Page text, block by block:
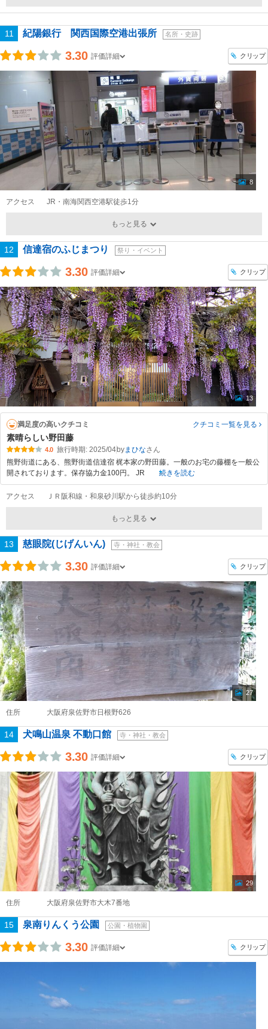
11 紀陽銀行 関西国際空港出張所 名所・史跡
3.30 評価詳細 クリップ
8
アクセス JR・南海関西空港駅徒歩1分
もっと見る
12 信達宿のふじまつり 祭り・イベント
3.30 評価詳細 クリップ
13
満足度の高いクチコミ クチコミ一覧を見る
素晴らしい野田藤
4.0 旅行時期: 2025/04byまひな
熊野街道にある、熊野街道信達宿 梶本家の野田藤。一般のお宅の藤棚を一般公
開されております。保存協力金100円。 JR
続きを読む
アクセス ＪＲ阪和線・和泉砂川駅から徒歩約10分
もっと見る
13 慈眼院(じげんいん) 寺・神社・教会
3.30 評価詳細 クリップ
27
住所 大阪府泉佐野市日根野626
14 犬鳴山温泉 不動口館 寺・神社・教会
3.30 評価詳細 クリップ
29
住所 大阪府泉佐野市大木7番地
15 泉南りんくう公園 公園・植物園
3.30 評価詳細 クリップ